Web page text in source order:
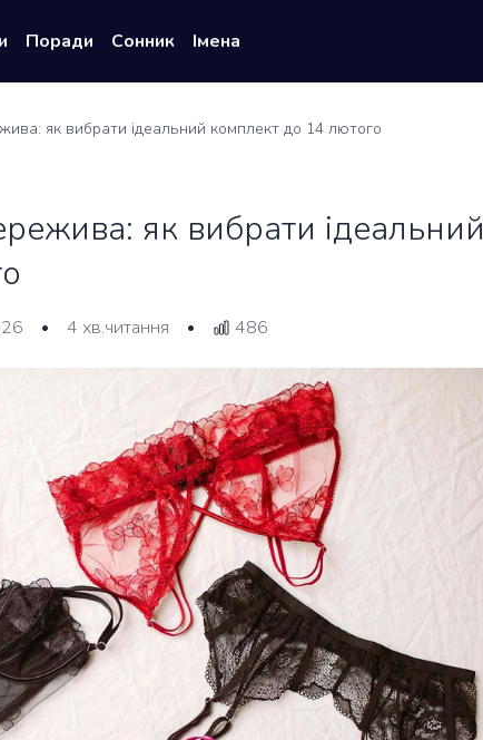
Поради Сонник Імена
як вибрати ідеальний комплект до 14 лютого
як вибрати ідеальний
• 4 хв.читання • 486